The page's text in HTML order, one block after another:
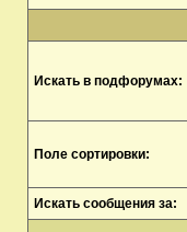
Искать в подфорумах:
Поле сортировки:
Искать сообщения за: